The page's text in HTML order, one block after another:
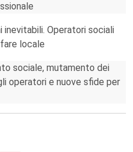
inevitabili. Operatori sociali
locale
sociale, mutamento dei
operatori e nuove sfide per